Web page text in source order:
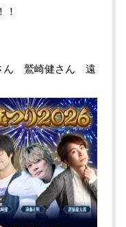
！
ん 鷲崎健さん 遠